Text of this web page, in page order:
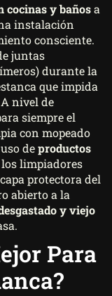
cocinas y bañosa
instalación
consciente.
juntas
durante la
que impida
nivel de
siempre el
con mopeado
deproductos
los limpiadores
protectora del
abierto a la
y viejo
Para